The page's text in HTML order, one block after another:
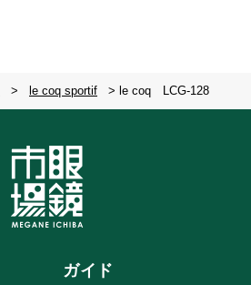
> le coq sportif > le coq LCG-128
ガイド